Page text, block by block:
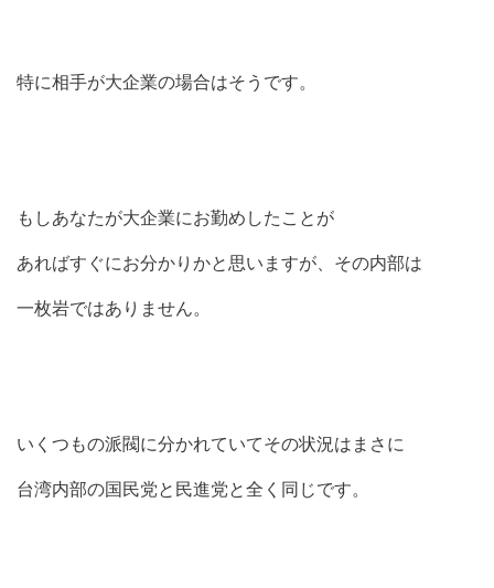
特に相手が大企業の場合はそうです。
もしあなたが大企業にお勤めしたことが
あればすぐにお分かりかと思いますが、その内部は
一枚岩ではありません。
いくつもの派閥に分かれていてその状況はまさに
台湾内部の国民党と民進党と全く同じです。